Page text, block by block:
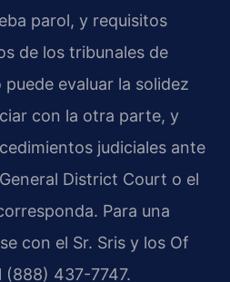
parol, y requisitos
de los tribunales de
evaluar la solidez
con la otra parte, y
judiciales ante
District Court o el
Para una
con el Sr. Sris y los Of
(888) 437-7747.